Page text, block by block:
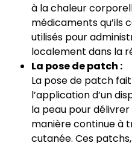
à la chaleur
médicaments qu’ils
utilisés pour
localement dans la
La pose de patch :
La pose de patch
l’application d’un
la peau pour
manière continue à
cutanée. Ces